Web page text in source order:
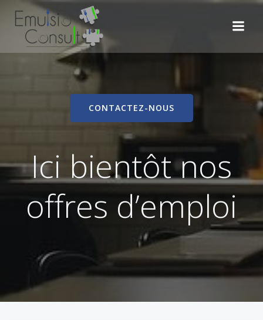
CONTACTEZ-NOUS
Ici bientôt nos
offres d’emploi